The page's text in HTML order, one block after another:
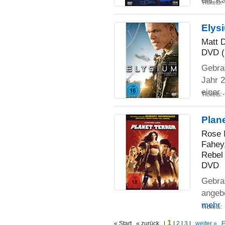
Tickets:
Matt
DVD
Jahr
einer
Tickets:
Rose
DVD
mehr
Tickets:
« Start « zurück | 1 | 2 | 3 | weiter »